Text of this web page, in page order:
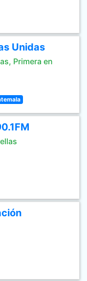
Unidas
Primera en